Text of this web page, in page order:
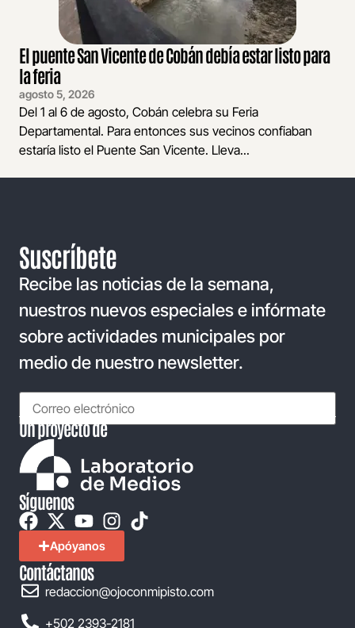
El puente San Vicente de Cobán debía estar listo para
la feria
agosto 5, 2026
Del 1 al 6 de agosto, Cobán celebra su Feria
Departamental. Para entonces sus vecinos confiaban
estaría listo el Puente San Vicente. Lleva...
Suscríbete
Recibe las noticias de la semana,
nuestros nuevos especiales e infórmate
sobre actividades municipales por
medio de nuestro newsletter.
Un proyecto de
Síguenos
Apóyanos
Contáctanos
redaccion@ojoconmipisto.com
+502 2393-2181